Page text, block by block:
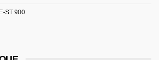
ST 900